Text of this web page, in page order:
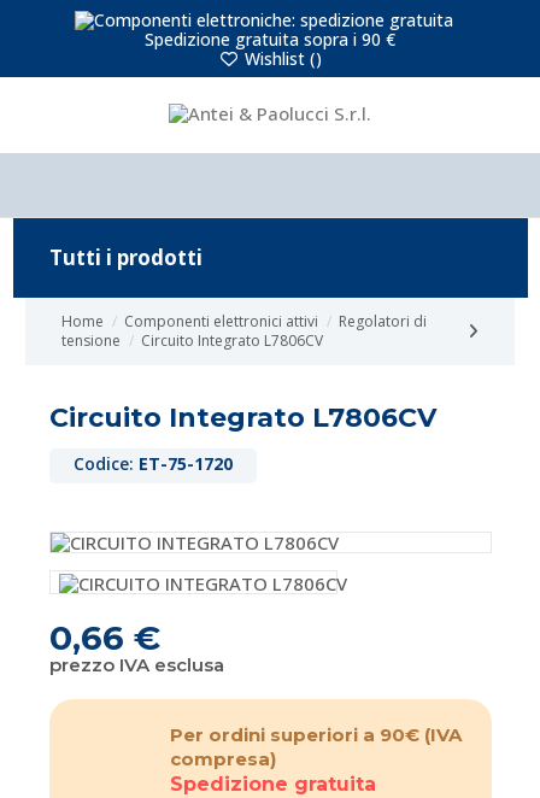
Spedizione gratuita sopra i 90 €
Wishlist ()
Home Componenti elettronici attivi
Regolatori di
tensione
Circuito Integrato L7806CV
Circuito Integrato L7806CV
Codice: ET-75-1720
0,66 €
prezzo IVA esclusa
Per ordini superiori a 90€ (IVA
compresa)
Spedizione gratuita
Tutti i prodotti